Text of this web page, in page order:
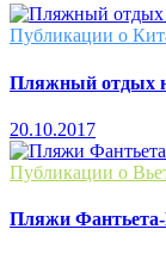
Публикации о
Пляжный отдых
20.10.2017
Публикации о
Пляжи